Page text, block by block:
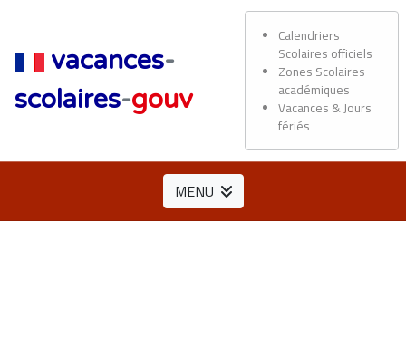
vacances-
scolaires-gouv
Calendriers
Scolaires officiels
Zones Scolaires
académiques
Vacances & Jours
fériés
MENU